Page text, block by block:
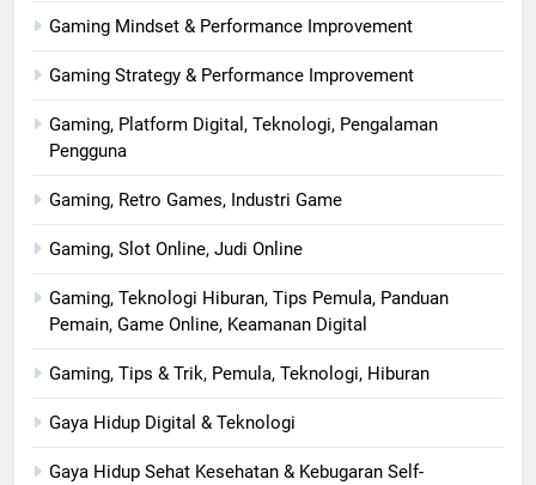
Gaming Mindset & Performance Improvement
Gaming Strategy & Performance Improvement
Gaming, Platform Digital, Teknologi, Pengalaman
Pengguna
Gaming, Retro Games, Industri Game
Gaming, Slot Online, Judi Online
Gaming, Teknologi Hiburan, Tips Pemula, Panduan
Pemain, Game Online, Keamanan Digital
Gaming, Tips & Trik, Pemula, Teknologi, Hiburan
Gaya Hidup Digital & Teknologi
Gaya Hidup Sehat Kesehatan & Kebugaran Self-